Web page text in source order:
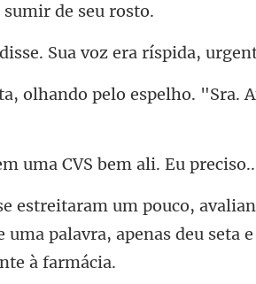
sumir
Sua voz e
do pelo espelho. "Sra.
CVS bem ali. Eu
uma palavra, apenas deu se